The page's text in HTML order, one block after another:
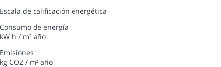
Escala de calificación energética
Consumo de energía
kW h / m² año
Emisiones
kg CO2 / m² año